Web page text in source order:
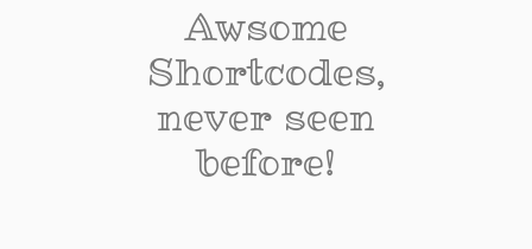
Awsome
Shortcodes,
never seen
before!